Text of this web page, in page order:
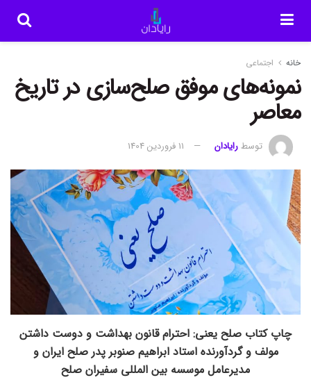
خانه اجتماعی
نمونه‌های موفق صلح‌سازی در تاریخ
معاصر
توسطرایادان 11 فروردین 1404
چاپ کتاب صلح یعنی: احترام قانون بهداشت و دوست داشتن
مولف و گردآورنده استاد ابراهیم صنوبر پدر صلح ایران و
مدیرعامل موسسه بین المللی سفیران صلح